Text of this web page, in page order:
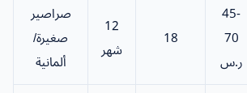
45-
70
ر.س
18
12
شهر
صراصير
صغيرة/
ألمانية